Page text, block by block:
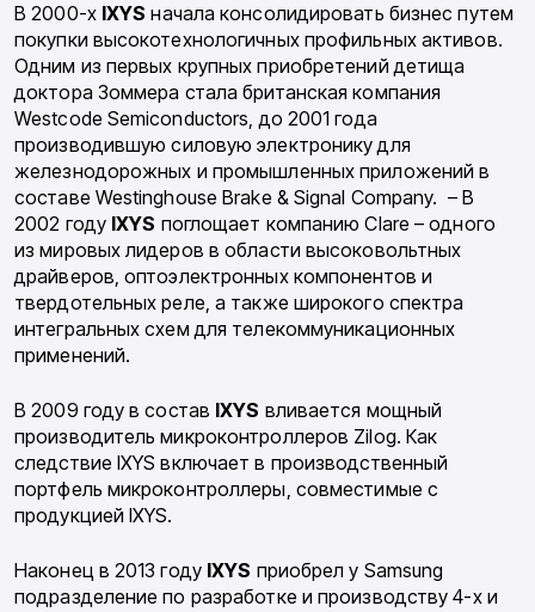
В 2000-х IXYS начала консолидировать бизнес путем
покупки высокотехнологичных профильных активов.
Одним из первых крупных приобретений детища
доктора Зоммера стала британская компания
Westcode Semiconductors, до 2001 года
производившую силовую электронику для
железнодорожных и промышленных приложений в
составе Westinghouse Brake & Signal Company. – В
2002 году IXYS поглощает компанию Clare – одного
из мировых лидеров в области высоковольтных
драйверов, оптоэлектронных компонентов и
твердотельных реле, а также широкого спектра
интегральных схем для телекоммуникационных
применений.
В 2009 году в состав IXYS вливается мощный
производитель микроконтроллеров Zilog. Как
следствие IXYS включает в производственный
портфель микроконтроллеры, совместимые с
продукцией IXYS.
Наконец в 2013 году IXYS приобрел у Samsung
подразделение по разработке и производству 4-х и